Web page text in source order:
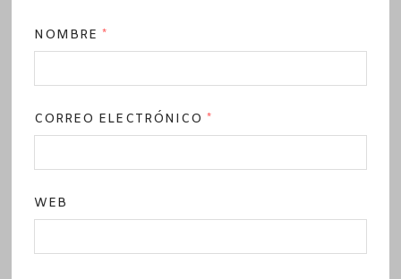
NOMBRE*
CORREO ELECTRÓNICO*
WEB